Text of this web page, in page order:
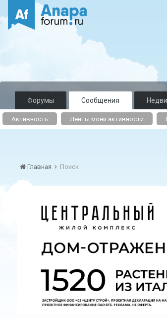
Форумы Сообщения
Активность Ленты моей активности
Главная Поиск